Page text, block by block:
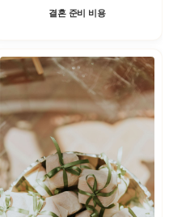
결혼 준비 비용